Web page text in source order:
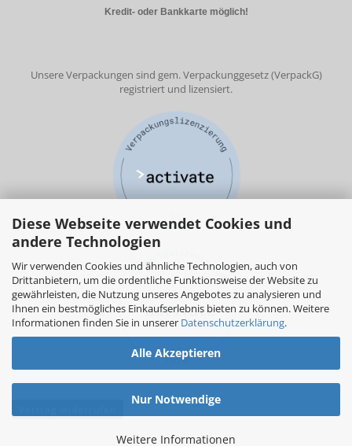
Diese Webseite verwendet Cookies und
andere Technologien
Wir verwenden Cookies und ähnliche Technologien, auch von
Drittanbietern, um die ordentliche Funktionsweise der Website zu
gewährleisten, die Nutzung unseres Angebotes zu analysieren und
Ihnen ein bestmögliches Einkaufserlebnis bieten zu können. Weitere
Informationen finden Sie in unserer Datenschutzerklärung.
Alle Akzeptieren
Nur Notwendige
Weitere Informationen
Kredit- oder Bankkarte möglich!
Unsere Verpackungen sind gem. Verpackunggesetz (VerpackG)
registriert und lizensiert.